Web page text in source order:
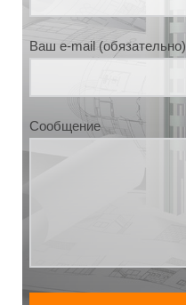
Ваш e-mail (обязательно)
Сообщение